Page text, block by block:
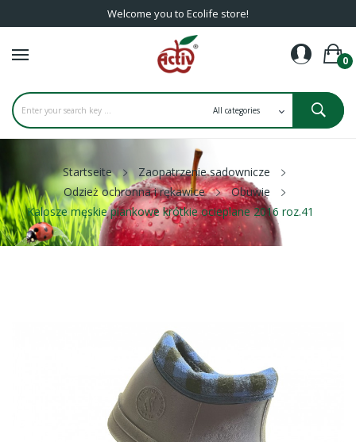
Welcome you to Ecolife store!
0
Startseite
Zaopatrzenie sadownicze
Odzież ochronna i rękawice
Obuwie
Kalosze męskie piankowe krótkie ocieplane 2016 roz.41